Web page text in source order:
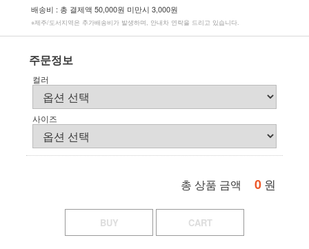
배송비 : 총 결제액 50,000원 미만시 3,000원
※제주/도서지역은 추가배송비가 발생하며, 안내차 연락을 드리고 있습니다.
주문정보
컬러
사이즈
총 상품 금액 0 원
BUY CART